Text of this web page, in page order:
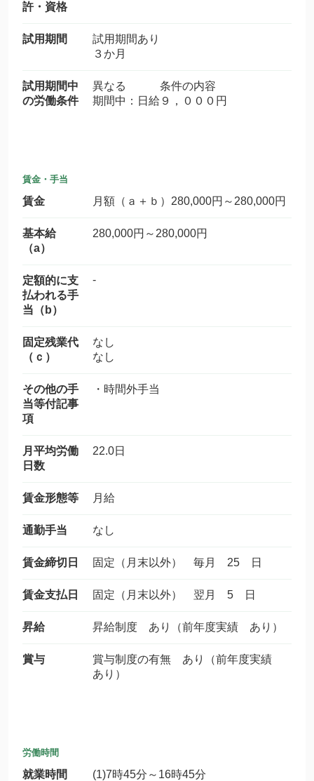
許・資格
試用期間
試用期間あり
３か月
試用期間中
の労働条件
異なる 条件の内容
期間中：日給９，０００円
賃金・手当
賃金 月額（ａ＋ｂ）280,000円～280,000円
基本給
（a）
280,000円～280,000円
定額的に支
払われる手
当（b）
-
固定残業代
（ｃ）
なし
なし
その他の手
当等付記事
項
・時間外手当
月平均労働
日数
22.0日
賃金形態等 月給
通勤手当 なし
賃金締切日 固定（月末以外） 毎月 25 日
賃金支払日 固定（月末以外） 翌月 5 日
昇給 昇給制度 あり（前年度実績 あり）
賞与
賞与制度の有無 あり（前年度実績
あり）
労働時間
就業時間 (1)7時45分～16時45分